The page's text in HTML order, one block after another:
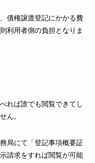
債権譲渡登記にかかる費
利用者側の負担となりま
れば誰でも閲覧できてし
ん。
局にて「登記事項概要証
請求をすれば閲覧が可能